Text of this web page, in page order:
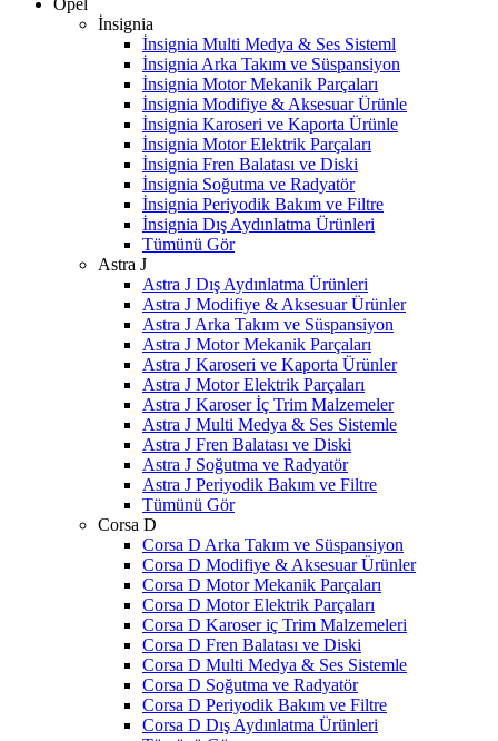
Opel
İnsignia
İnsignia Multi Medya & Ses Sisteml
İnsignia Arka Takım ve Süspansiyon
İnsignia Motor Mekanik Parçaları
İnsignia Modifiye & Aksesuar Ürünle
İnsignia Karoseri ve Kaporta Ürünle
İnsignia Motor Elektrik Parçaları
İnsignia Fren Balatası ve Diski
İnsignia Soğutma ve Radyatör
İnsignia Periyodik Bakım ve Filtre
İnsignia Dış Aydınlatma Ürünleri
Tümünü Gör
Astra J
Astra J Dış Aydınlatma Ürünleri
Astra J Modifiye & Aksesuar Ürünler
Astra J Arka Takım ve Süspansiyon
Astra J Motor Mekanik Parçaları
Astra J Karoseri ve Kaporta Ürünler
Astra J Motor Elektrik Parçaları
Astra J Karoser İç Trim Malzemeler
Astra J Multi Medya & Ses Sistemle
Astra J Fren Balatası ve Diski
Astra J Soğutma ve Radyatör
Astra J Periyodik Bakım ve Filtre
Tümünü Gör
Corsa D
Corsa D Arka Takım ve Süspansiyon
Corsa D Modifiye & Aksesuar Ürünler
Corsa D Motor Mekanik Parçaları
Corsa D Motor Elektrik Parçaları
Corsa D Karoser iç Trim Malzemeleri
Corsa D Fren Balatası ve Diski
Corsa D Multi Medya & Ses Sistemle
Corsa D Soğutma ve Radyatör
Corsa D Periyodik Bakım ve Filtre
Corsa D Dış Aydınlatma Ürünleri